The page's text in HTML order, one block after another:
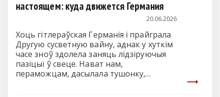
настоящем: куда движется Германия
20.06.2026
Хоць гітлераўская Германія і прайграла
Другую сусветную вайну, аднак у хуткім
часе зноў здолела заняць лідзіруючыя
пазіцыі ў свеце. Нават нам,
пераможцам, дасылала тушонку,